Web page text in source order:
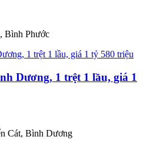
Bình Phước
Dương, 1 trệt 1 lầu, giá 1
Cát, Bình Dương